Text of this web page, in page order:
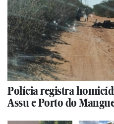
Polícia registra
Assu e Porto do